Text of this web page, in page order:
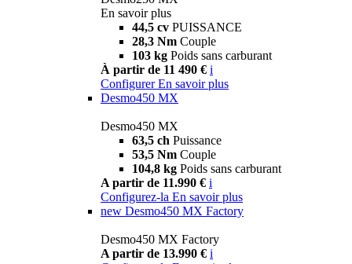
En savoir plus
44,5 cv PUISSANCE
28,3 Nm Couple
103 kg Poids sans carburant
À partir de 11 490 € i
Configurer En savoir plus
Desmo450 MX
Desmo450 MX
63,5 ch Puissance
53,5 Nm Couple
104,8 kg Poids sans carburant
A partir de 11.990 € i
Configurez-la En savoir plus
new Desmo450 MX Factory
Desmo450 MX Factory
A partir de 13.990 € i